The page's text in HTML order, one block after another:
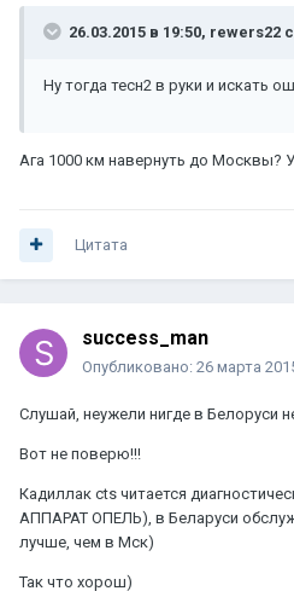
26.03.2015 в 19:50, rewers22
Ну тогда тесн2 в руки и искать
Ага 1000 км навернуть до Москвы?
Цитата
success_man
Опубликовано: 26 марта
Слушай, неужели нигде в Белоруси
Вот не поверю!!!
Кадиллак cts читается
АППАРАТ ОПЕЛЬ), в Беларуси
лучше, чем в Мск)
Так что хорош)